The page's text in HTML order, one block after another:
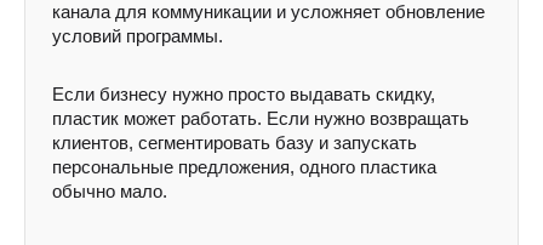
канала для коммуникации и усложняет обновление
условий программы.
Если бизнесу нужно просто выдавать скидку,
пластик может работать. Если нужно возвращать
клиентов, сегментировать базу и запускать
персональные предложения, одного пластика
обычно мало.